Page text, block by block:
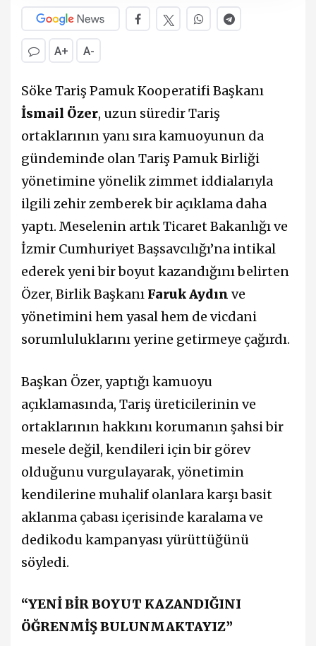
A+ A-
Söke Tariş Pamuk Kooperatifi Başkanı
İsmail Özer, uzun süredir Tariş
ortaklarının yanı sıra kamuoyunun da
gündeminde olan Tariş Pamuk Birliği
yönetimine yönelik zimmet iddialarıyla
ilgili zehir zemberek bir açıklama daha
yaptı. Meselenin artık Ticaret Bakanlığı ve
İzmir Cumhuriyet Başsavcılığı’na intikal
ederek yeni bir boyut kazandığını belirten
Özer, Birlik Başkanı Faruk Aydın ve
yönetimini hem yasal hem de vicdani
sorumluluklarını yerine getirmeye çağırdı.
Başkan Özer, yaptığı kamuoyu
açıklamasında, Tariş üreticilerinin ve
ortaklarının hakkını korumanın şahsi bir
mesele değil, kendileri için bir görev
olduğunu vurgulayarak, yönetimin
kendilerine muhalif olanlara karşı basit
aklanma çabası içerisinde karalama ve
dedikodu kampanyası yürüttüğünü
söyledi.
“YENİ BİR BOYUT KAZANDIĞINI
ÖĞRENMİŞ BULUNMAKTAYIZ”